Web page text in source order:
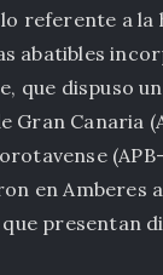
referente a la
abatibles
que dispuso
Gran Canaria
en Amberes
presentan